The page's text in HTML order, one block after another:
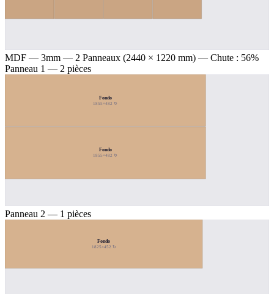
MDF — 3mm — 2 Panneaux (2440 × 1220 mm) — Chute : 56%
Panneau 1 — 2 pièces
Fondo
1855×482 ↻
Fondo
1855×482 ↻
Panneau 2 — 1 pièces
Fondo
1825×452 ↻